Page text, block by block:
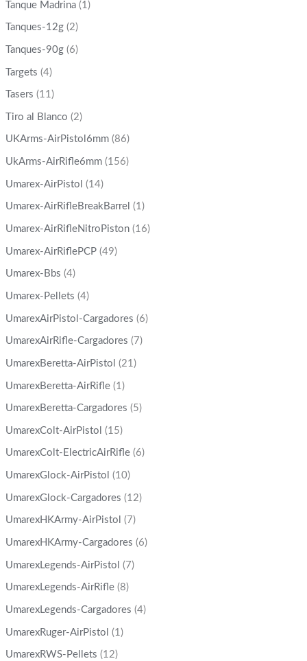
Tanque Madrina (1)
Tanques-12g (2)
Tanques-90g (6)
Targets (4)
Tasers (11)
Tiro al Blanco (2)
UKArms-AirPistol6mm (86)
UkArms-AirRifle6mm (156)
Umarex-AirPistol (14)
Umarex-AirRifleBreakBarrel (1)
Umarex-AirRifleNitroPiston (16)
Umarex-AirRiflePCP (49)
Umarex-Bbs (4)
Umarex-Pellets (4)
UmarexAirPistol-Cargadores (6)
UmarexAirRifle-Cargadores (7)
UmarexBeretta-AirPistol (21)
UmarexBeretta-AirRifle (1)
UmarexBeretta-Cargadores (5)
UmarexColt-AirPistol (15)
UmarexColt-ElectricAirRifle (6)
UmarexGlock-AirPistol (10)
UmarexGlock-Cargadores (12)
UmarexHKArmy-AirPistol (7)
UmarexHKArmy-Cargadores (6)
UmarexLegends-AirPistol (7)
UmarexLegends-AirRifle (8)
UmarexLegends-Cargadores (4)
UmarexRuger-AirPistol (1)
UmarexRWS-Pellets (12)